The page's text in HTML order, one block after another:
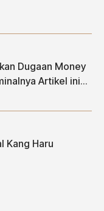
Dugaan Money
Artikel ini
dengan judul
Dugaan Money
2024/11/30/2-
dugaan-money-
Kang Haru